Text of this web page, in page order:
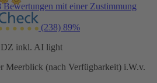
Bewertungen mit einer Zustimmung
(238) 89%
DZ inkl. AI light
Meerblick (nach Verfügbarkeit) i.W.v.